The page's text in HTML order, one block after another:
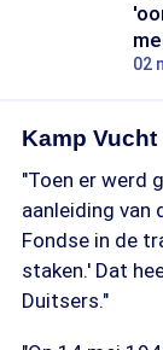
02
Kamp Vucht
"Toen er werd
aanleiding van
Fondse in de
staken.' Dat
Duitsers."